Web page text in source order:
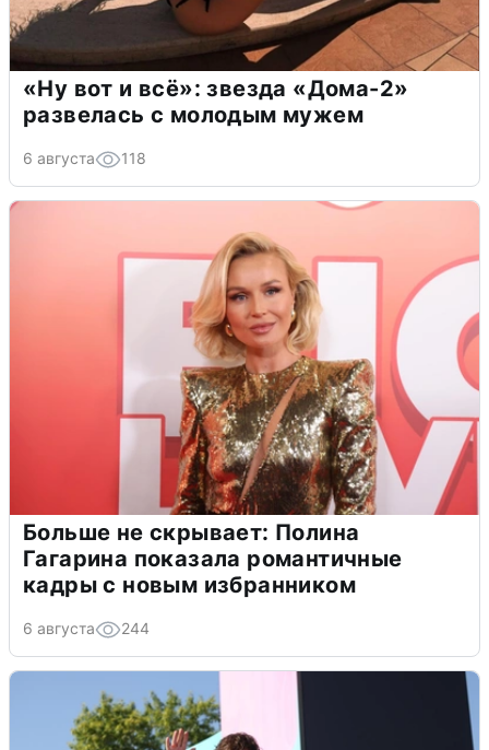
«Ну вот и всё»: звезда «Дома-2»
развелась с молодым мужем
6 августа 118
Больше не скрывает: Полина
Гагарина показала романтичные
кадры с новым избранником
6 августа 244